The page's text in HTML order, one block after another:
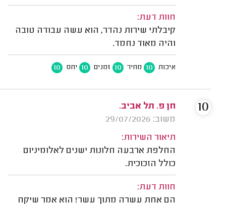
חוות דעת:
קיבלתי שירות נהדר, הוא עשה עבודה טובה
והיה מאוד נחמד.
איכות 10 מחיר 10 זמנים 10 יחס 10
חן פ. תל אביב.
משוב: 29/07/2026
תיאור השירות:
החלפת ארבעה חלונות ישנים לאלומיניום
כולל הזכוכית.
חוות דעת:
הם אחת עשרה מתוך עשר! הוא אמר שיקח
10